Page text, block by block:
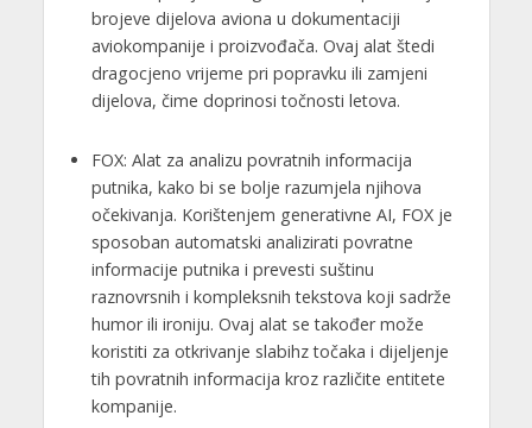
brojeve dijelova aviona u dokumentaciji
aviokompanije i proizvođača. Ovaj alat štedi
dragocjeno vrijeme pri popravku ili zamjeni
dijelova, čime doprinosi točnosti letova.
FOX: Alat za analizu povratnih informacija
putnika, kako bi se bolje razumjela njihova
očekivanja. Korištenjem generativne AI, FOX je
sposoban automatski analizirati povratne
informacije putnika i prevesti suštinu
raznovrsnih i kompleksnih tekstova koji sadrže
humor ili ironiju. Ovaj alat se također može
koristiti za otkrivanje slabihz točaka i dijeljenje
tih povratnih informacija kroz različite entitete
kompanije.